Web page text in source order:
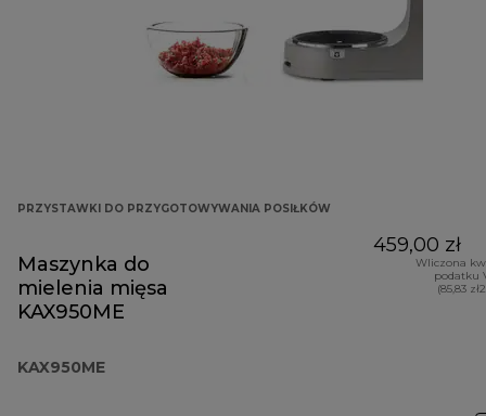
PRZYSTAWKI DO PRZYGOTOWYWANIA POSIŁKÓW
Maszynka do
mielenia mięsa
KAX950ME
KAX950ME
459,00 zł
Wliczona
podatku
(85,83